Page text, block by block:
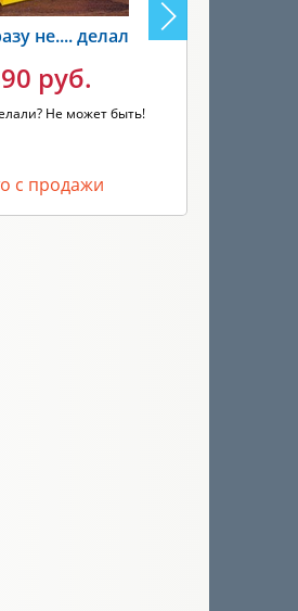
не.... делал
руб.
Не может быть!
с продажи